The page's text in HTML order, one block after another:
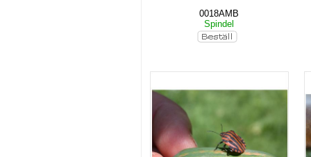
0018AMB
Spindel